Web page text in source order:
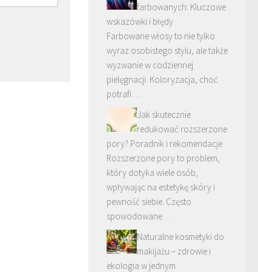
farbowanych: Kluczowe
wskazówki i błędy
Farbowane włosy to nie tylko
wyraz osobistego stylu, ale także
wyzwanie w codziennej
pielęgnacji. Koloryzacja, choć
potrafi …
Jak skutecznie
redukować rozszerzone
pory? Poradnik i rekomendacje
Rozszerzone pory to problem,
który dotyka wiele osób,
wpływając na estetykę skóry i
pewność siebie. Często
spowodowane …
Naturalne kosmetyki do
makijażu – zdrowie i
ekologia w jednym